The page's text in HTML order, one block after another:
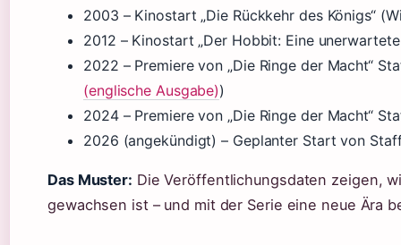
2003 – Kinostart „Die Rückkehr des Königs“
2012 – Kinostart „Der Hobbit: Eine unerwartete
2022 – Premiere von „Die Ringe der Macht“
(englische Ausgabe))
2024– Premiere von „Die Ringe der Macht“
2026 (angekündigt) – Geplanter Start von
Das Muster: Die Veröffentlichungsdaten zeigen,
gewachsen ist – und mit der Serie eine neue Ära